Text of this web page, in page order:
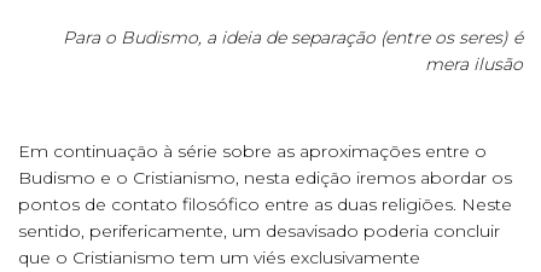
Para o Budismo, a ideia de separação (entre os seres) é
mera ilusão
Em continuação à série sobre as aproximações entre o
Budismo e o Cristianismo, nesta edição iremos abordar os
pontos de contato filosófico entre as duas religiões. Neste
sentido, perifericamente, um desavisado poderia concluir
que o Cristianismo tem um viés exclusivamente